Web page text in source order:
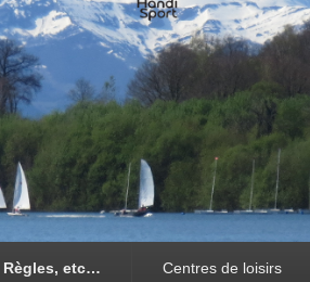
etc… Centres de loisirs